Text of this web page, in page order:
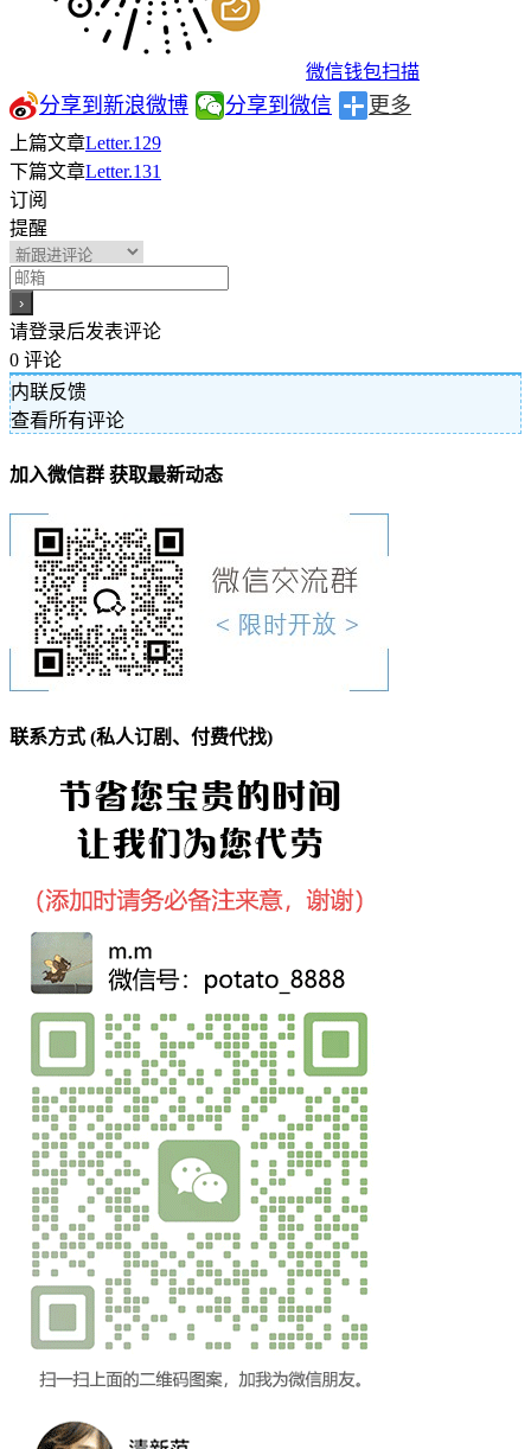
微信钱包扫描
分享到新浪微博 分享到微信 更多
上篇文章Letter.129
下篇文章Letter.131
订阅
提醒
请登录后发表评论
0 评论
内联反馈
查看所有评论
加入微信群 获取最新动态
联系方式 (私人订剧、付费代找)